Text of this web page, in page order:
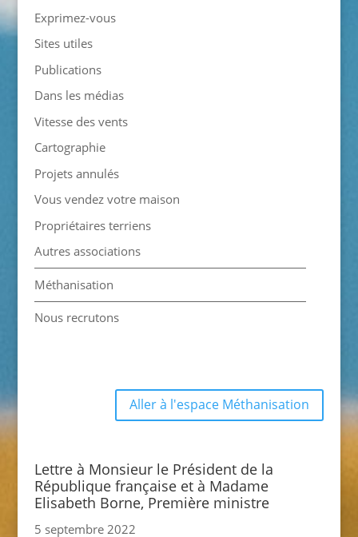
Exprimez-vous
Sites utiles
Publications
Dans les médias
Vitesse des vents
Cartographie
Projets annulés
Vous vendez votre maison
Propriétaires terriens
Autres associations
Méthanisation
Nous recrutons
Aller à l'espace Méthanisation
Lettre à Monsieur le Président de la
République française et à Madame
Elisabeth Borne, Première ministre
5 septembre 2022